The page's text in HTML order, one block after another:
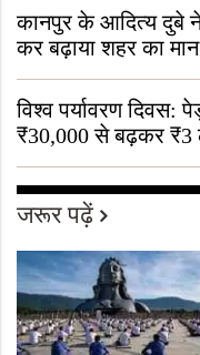
कानपुर के आदित्य दुबे
कर बढ़ाया शहर का मान
विश्व पर्यावरण
₹30,000 से बढ़कर ₹3
जरूर पढ़ें